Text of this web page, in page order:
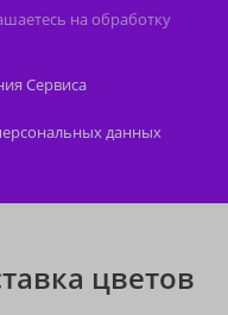
на обработку
Сервиса
данных
цветов